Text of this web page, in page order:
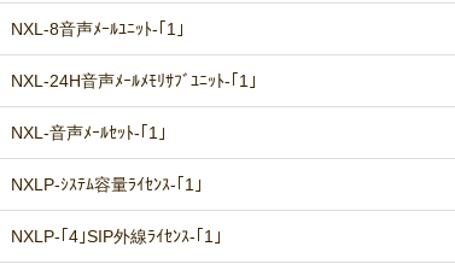
NXL-8音声ﾒｰﾙﾕﾆｯﾄ-｢1｣
NXL-24H音声ﾒｰﾙﾒﾓﾘｻﾌﾞﾕﾆｯﾄ-｢1｣
NXL-音声ﾒｰﾙｾｯﾄ-｢1｣
NXLP-ｼｽﾃﾑ容量ﾗｲｾﾝｽ-｢1｣
NXLP-｢4｣SIP外線ﾗｲｾﾝｽ-｢1｣